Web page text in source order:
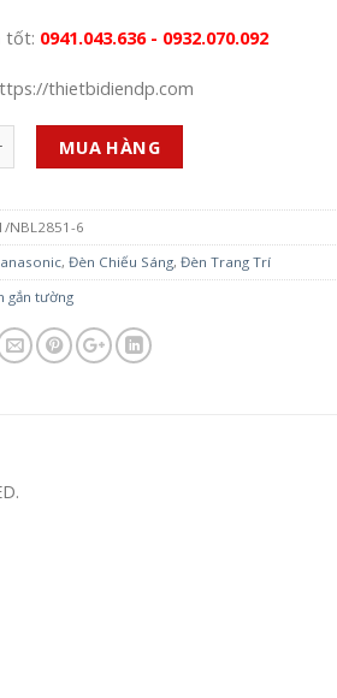
tốt: 0941.043.636 - 0932.070.092
thietbidiendp.com
MUA HÀNG
NBL2851-6
,Đèn Chiếu Sáng,Đèn Trang Trí
gắn tường